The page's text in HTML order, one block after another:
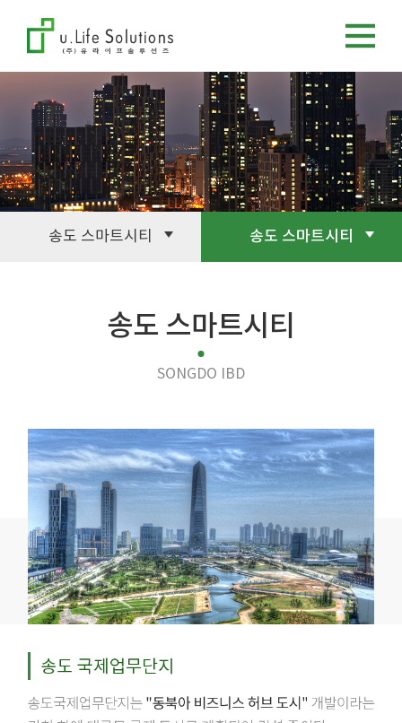
송도 스마트시티 송도 스마트시티
송도 스마트시티
SONGDO IBD